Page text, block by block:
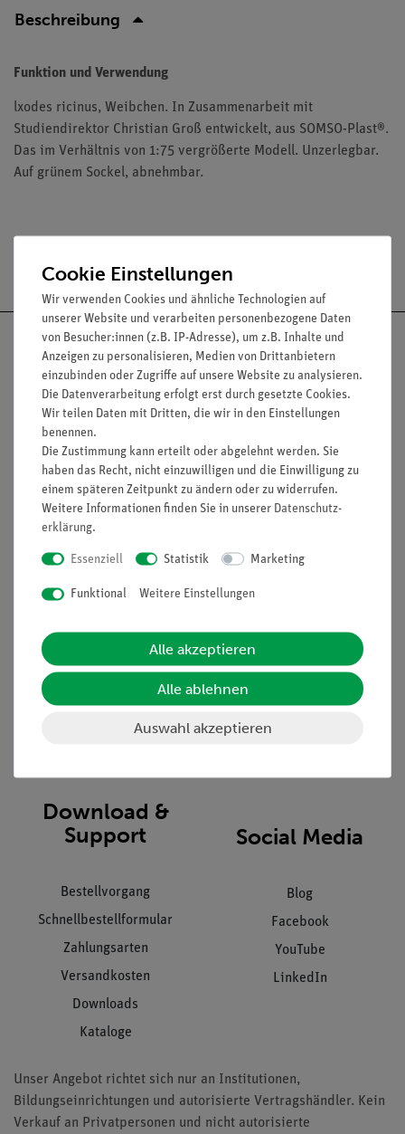
Beschreibung
Funktion und Verwendung
lxodes ricinus, Weibchen. In Zusammenarbeit mit
Studiendirektor Christian Groß entwickelt, aus SOMSO-Plast®.
Das im Verhältnis von 1:75 vergrößerte Modell. Unzerlegbar.
Auf grünem Sockel, abnehmbar.
Nach oben
Informationen
Unternehmen
Projekte und Lösungen
Presse
Hinweisgeberschutz
Datenschutz
Impressum
Service
Beratung & Showroom
Inventarisierungs- &
Inbetriebnahme & Schulungen
Kundendienst
Download &
Support
Bestellvorgang
Schnellbestellformular
Zahlungsarten
Versandkosten
Downloads
Kataloge
Social Media
Blog
Facebook
YouTube
LinkedIn
Unser Angebot richtet sich nur an Institutionen,
Bildungseinrichtungen und autorisierte Vertragshändler. Kein
Verkauf an Privatpersonen und nicht autorisierte
Cookie Einstellungen
Wir verwenden Cookies und ähnliche Technologien auf
unserer Website und verarbeiten personenbezogene Daten
von Besucher:innen (z.B. IP-Adresse), um z.B. Inhalte und
Anzeigen zu personalisieren, Medien von Drittanbietern
einzubinden oder Zugriffe auf unsere Website zu analysieren.
Die Datenverarbeitung erfolgt erst durch gesetzte Cookies.
Wir teilen Daten mit Dritten, die wir in den Einstellungen
benennen.
Die Zustimmung kann erteilt oder abgelehnt werden. Sie
haben das Recht, nicht einzuwilligen und die Einwilligung zu
einem späteren Zeitpunkt zu ändern oder zu widerrufen.
Weitere Informationen finden Sie in unserer Daten­schutz­
erklärung.
Essenziell Statistik Marketing
Funktional Weitere Einstellungen
Alle akzeptieren
Alle ablehnen
Auswahl akzeptieren